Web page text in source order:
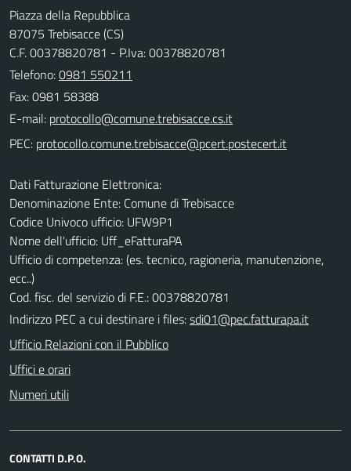
Piazza della Repubblica
87075 Trebisacce (CS)
C.F. 00378820781 - P.Iva: 00378820781
Telefono:0981 550211
Fax: 0981 58388
E-mail:
PEC:
Dati Fatturazione Elettronica:
Denominazione Ente: Comune di Trebisacce
Codice Univoco ufficio: UFW9P1
Nome dell'ufficio: Uff_eFatturaPA
Ufficio di competenza: (es. tecnico, ragioneria, manutenzione,
ecc..)
Cod. fisc. del servizio di F.E.: 00378820781
Indirizzo PEC a cui destinare i files:sdi01@pec.fatturapa.it
Ufficio Relazioni con il Pubblico
Uffici e orari
Numeri utili
CONTATTI D.P.O.